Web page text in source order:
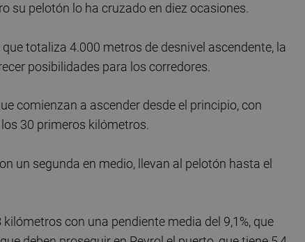
su pelotón lo ha cruzado en diez ocasiones.
totaliza 4.000 metros de desnivel ascendente, la
posibilidades para los corredores.
comienzan a ascender desde el principio, con
30 primeros kilómetros.
un segunda en medio, llevan al pelotón hasta el
con una pendiente media del 9,1%, que